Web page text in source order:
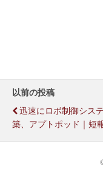
以前の投稿
迅速にロボ制御シス
築、アプトポッド｜短